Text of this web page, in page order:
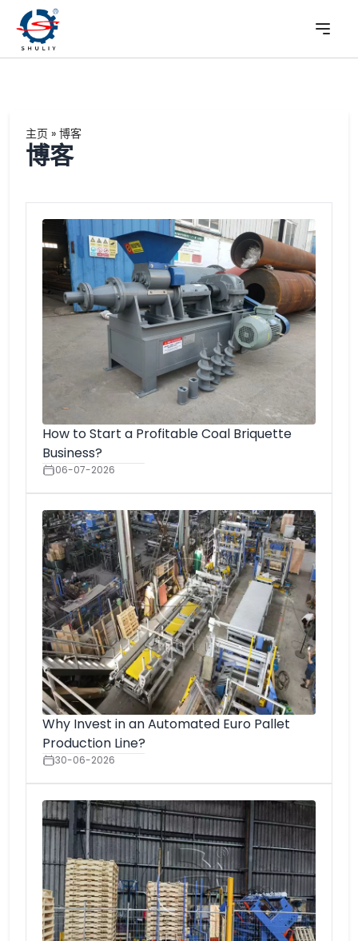
主页 » 博客
博客
How to Start a Profitable Coal Briquette
Business?
06-07-2026
Why Invest in an Automated Euro Pallet
Production Line?
30-06-2026